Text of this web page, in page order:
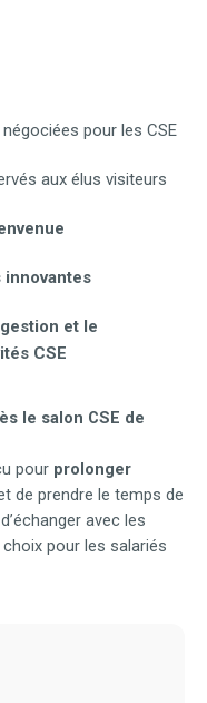
négociées pour les CSE
aux élus visiteurs
innovantes
et le
CSE
le salon CSE de
pour prolonger
de prendre le temps de
avec les
pour les salariés